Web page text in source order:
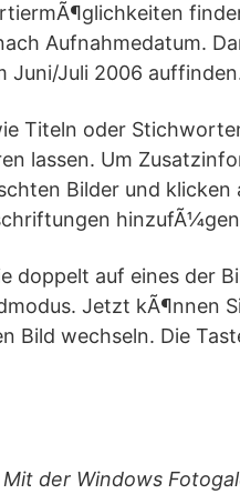
Aufnahmedatum.
Juni/Juli 2006
Titeln oder
lassen. Um
Bilder und
doppelt auf eines der
Jetzt kÃ¶nnen
Bild wechseln. Die
der Windows